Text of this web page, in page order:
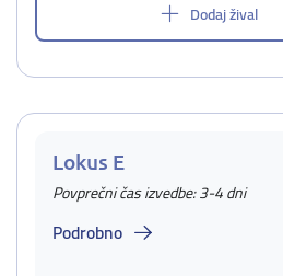
Dodaj žival
Lokus E
Povprečni čas izvedbe: 3-4 dni
Podrobno